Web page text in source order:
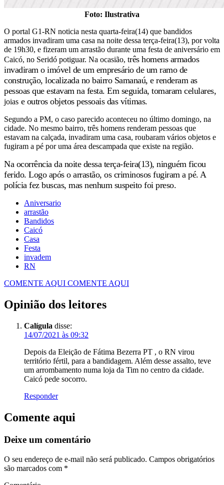
Foto: Ilustrativa
O portal G1-RN noticia nesta quarta-feira(14) que bandidos
armados invadiram uma casa na noite dessa terça-feira(13), por volta
de 19h30, e fizeram um arrastão durante uma festa de aniversário em
Caicó, no Seridó potiguar. Na ocasião, três homens armados
invadiram o imóvel de um empresário de um ramo de
construção, localizada no bairro Samanaú, e renderam as
pessoas que estavam na festa. Em seguida, tomaram celulares,
joias e outros objetos pessoais das vítimas.
Segundo a PM, o caso parecido aconteceu no último domingo, na
cidade. No mesmo bairro, três homens renderam pessoas que
estavam na calçada, invadiram uma casa, roubaram vários objetos e
fugiram a pé por uma área descampada que existe na região.
Na ocorrência da noite dessa terça-feira(13), ninguém ficou
ferido. Logo após o arrastão, os criminosos fugiram a pé. A
polícia fez buscas, mas nenhum suspeito foi preso.
Aniversario
arrastão
Bandidos
Caicó
Casa
Festa
invadem
RN
COMENTE AQUI COMENTE AQUI
Opinião dos leitores
Calígula disse:
14/07/2021 às 09:32
Depois da Eleição de Fátima Bezerra PT , o RN virou
território fértil, para a bandidagem. Além desse assalto, teve
um arrombamento numa loja da Tim no centro da cidade.
Caicó pede socorro.
Responder
Comente aqui
Deixe um comentário
O seu endereço de e-mail não será publicado. Campos obrigatórios
são marcados com *